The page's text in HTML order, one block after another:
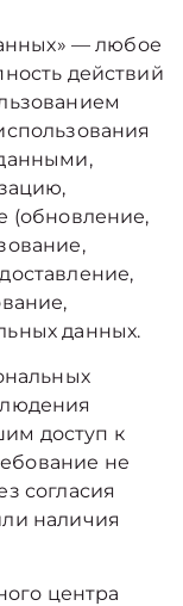
— любое
действий
(обновление,
данных.
доступ к
не
согласия
наличия
центра